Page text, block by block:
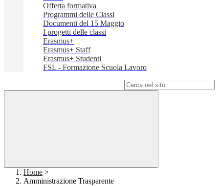
Offerta formativa
Programmi delle Classi
Documenti del 15 Maggio
I progetti delle classi
Erasmus+
Erasmus+ Staff
Erasmus+ Studenti
FSL - Formazione Scuola Lavoro
Home >
Amministrazione Trasparente